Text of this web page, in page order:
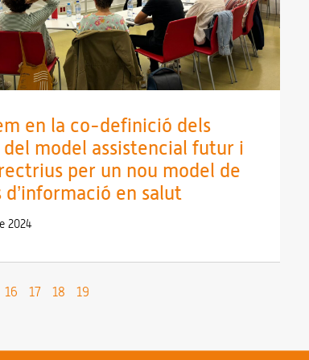
en la co-definició dels
model assistencial futur i
per un nou model de
d’informació en salut
2024
16 17 18 19